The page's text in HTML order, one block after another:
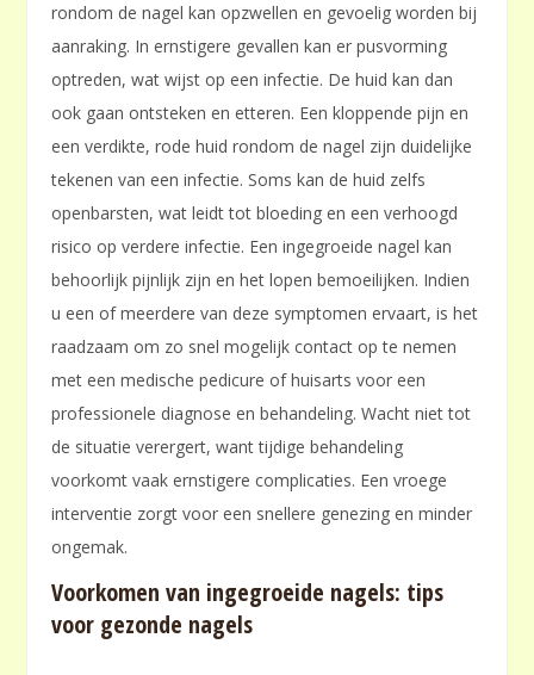
rondom de nagel kan opzwellen en gevoelig worden bij
aanraking. In ernstigere gevallen kan er pusvorming
optreden, wat wijst op een infectie. De huid kan dan
ook gaan ontsteken en etteren. Een kloppende pijn en
een verdikte, rode huid rondom de nagel zijn duidelijke
tekenen van een infectie. Soms kan de huid zelfs
openbarsten, wat leidt tot bloeding en een verhoogd
risico op verdere infectie. Een ingegroeide nagel kan
behoorlijk pijnlijk zijn en het lopen bemoeilijken. Indien
u een of meerdere van deze symptomen ervaart, is het
raadzaam om zo snel mogelijk contact op te nemen
met een medische pedicure of huisarts voor een
professionele diagnose en behandeling. Wacht niet tot
de situatie verergert, want tijdige behandeling
voorkomt vaak ernstigere complicaties. Een vroege
interventie zorgt voor een snellere genezing en minder
ongemak.
Voorkomen van ingegroeide nagels: tips
voor gezonde nagels